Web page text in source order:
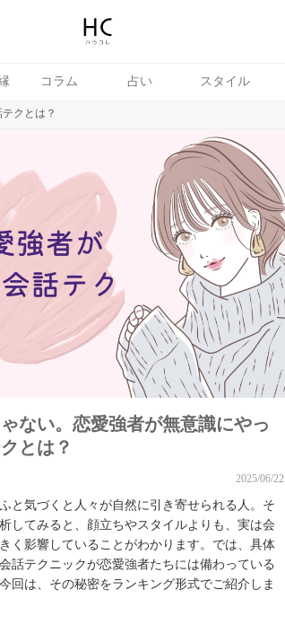
コラム 占い スタイル
クとは？
ない。恋愛強者が無意識にやっ
とは？
2025/06/22
と気づくと人々が自然に引き寄せられる人。そ
してみると、顔立ちやスタイルよりも、実は会
く影響していることがわかります。では、具体
話テクニックが恋愛強者たちには備わっている
回は、その秘密をランキング形式でご紹介しま